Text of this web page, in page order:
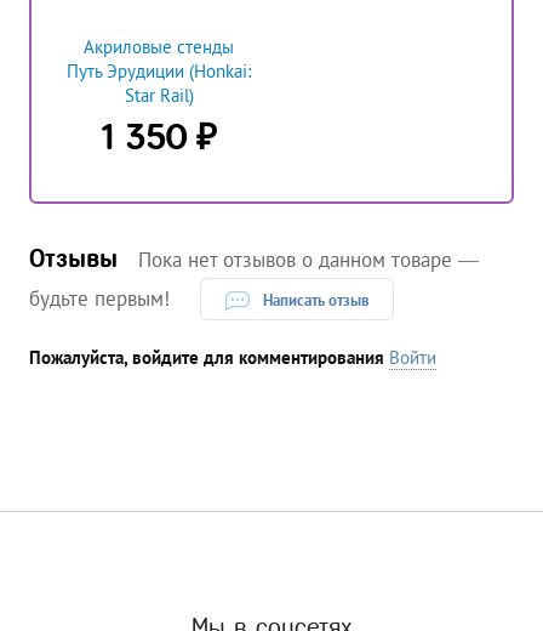
Акриловые стенды
Путь Эрудиции (Honkai:
Star Rail)
1 350 ₽
Отзывы
Пока нет отзывов о данном товаре —
будьте первым!
Написать отзыв
Пожалуйста, войдите для комментирования Войти